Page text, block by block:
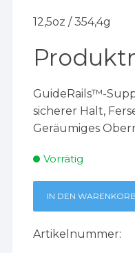
12,5oz / 354,4g
GuideRails™-
sicherer Halt,
Geräumiges
Vorrätig
IN DEN WARENKORB
Artikelnummer: